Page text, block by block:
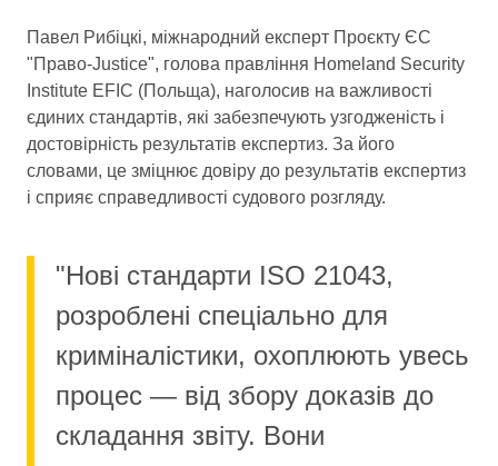
Павел Рибіцкі, міжнародний експерт Проєкту ЄС
"Право-Justice", голова правління Homeland Security
Institute EFIC (Польща), наголосив на важливості
єдиних стандартів, які забезпечують узгодженість і
достовірність результатів експертиз. За його
словами, це зміцнює довіру до результатів експертиз
і сприяє справедливості судового розгляду.
"Нові стандарти ISO 21043,
розроблені спеціально для
криміналістики, охоплюють увесь
процес — від збору доказів до
складання звіту. Вони